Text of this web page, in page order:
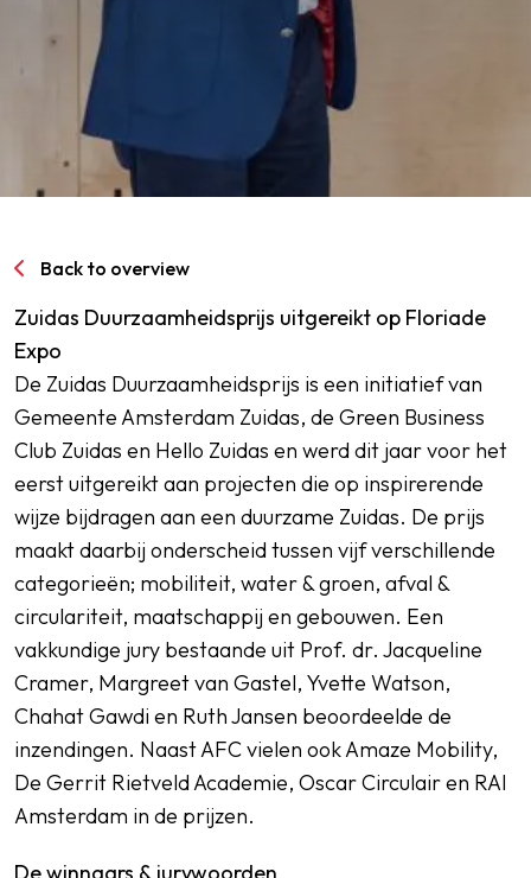
LIDMAATSCHAP
CONTACT
Back to overview
Zuidas Duurzaamheidsprijs uitgereikt op Floriade
Expo
De Zuidas Duurzaamheidsprijs is een initiatief van
Gemeente Amsterdam Zuidas, de Green Business
Club Zuidas en Hello Zuidas en werd dit jaar voor het
eerst uitgereikt aan projecten die op inspirerende
wijze bijdragen aan een duurzame Zuidas. De prijs
maakt daarbij onderscheid tussen vijf verschillende
categorieën; mobiliteit, water & groen, afval &
circulariteit, maatschappij en gebouwen. Een
vakkundige jury bestaande uit Prof. dr. Jacqueline
Cramer, Margreet van Gastel, Yvette Watson,
Chahat Gawdi en Ruth Jansen beoordeelde de
inzendingen. Naast AFC vielen ook Amaze Mobility,
De Gerrit Rietveld Academie, Oscar Circulair en RAI
Amsterdam in de prijzen.